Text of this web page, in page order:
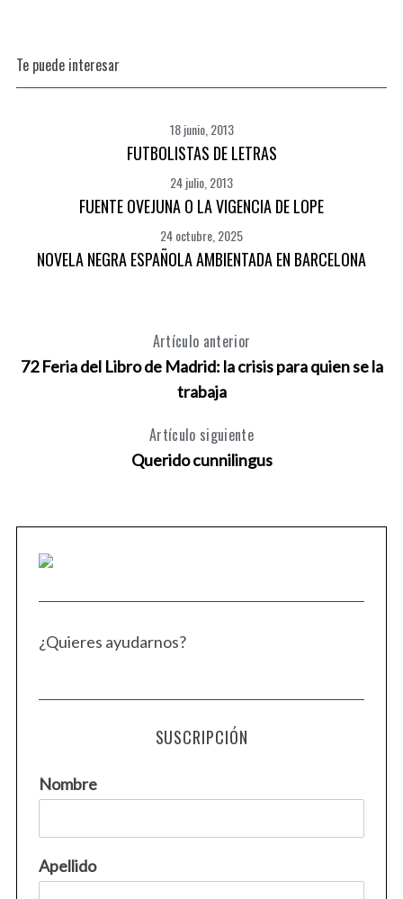
Te puede interesar
18 junio, 2013
FUTBOLISTAS DE LETRAS
24 julio, 2013
FUENTE OVEJUNA O LA VIGENCIA DE LOPE
24 octubre, 2025
NOVELA NEGRA ESPAÑOLA AMBIENTADA EN BARCELONA
Artículo anterior
72 Feria del Libro de Madrid: la crisis para quien se la
trabaja
Artículo siguiente
Querido cunnilingus
¿Quieres ayudarnos?
SUSCRIPCIÓN
Nombre
Apellido
S
e
a